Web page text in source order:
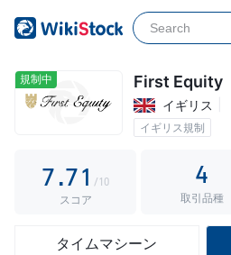
規制中 First Equity
イギリス
イギリス規制
2
4
5
7.
2
5
7
8
9
1
2
3
/10
スコア
4
取引品種
タイムマシーン